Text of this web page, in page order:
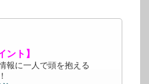
ント】
報に一人で頭を抱える